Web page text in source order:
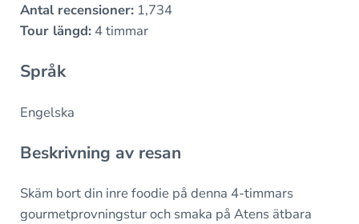
Antal recensioner:1,734
Tour längd:4 timmar
Språk
Engelska
Beskrivning av resan
Skäm bort din inre foodie på denna 4-timmars
gourmetprovningstur och smaka på Atens ätbara